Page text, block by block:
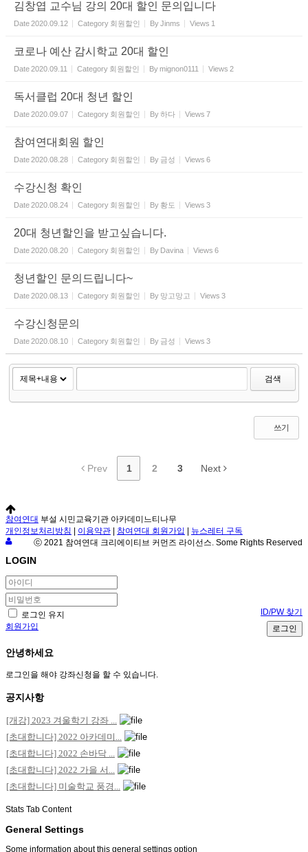
김창엽 교수님 강의 20대 할인 문의입니다
Date2020.09.12 Category 회원할인 ByJinms Views 1
코로나 예산 감시학교 20대 할인
Date2020.09.11 Category 회원할인 Bymignon0111 Views 2
독서클럽 20대 청년 할인
Date2020.09.07 Category 회원할인 By하다 Views 7
참여연대회원 할인
Date2020.08.28 Category 회원할인 By 금성 Views 6
수강신청 확인
Date2020.08.24 Category 회원할인 By 황도 Views 3
20대 청년할인을 받고싶습니다.
Date2020.08.20 Category 회원할인 By Davina Views 6
청년할인 문의드립니다~
Date2020.08.13 Category 회원할인 By 망고망고 Views 3
수강신청문의
Date2020.08.10 Category 회원할인 By 금성 Views 3
검색
쓰기
Prev 1 2 3 Next
참여연대 부설 시민교육기관 아카데미느티나무
개인정보처리방침
이용약관 참여연대 회원가입
뉴스레터 구독
ⓒ 2021 참여연대 크리에이티브 커먼즈 라이선스. Some Rights Reserved
LOGIN
로그인 유지
ID/PW 찾기
회원가입
로그인
안녕하세요
로그인을 해야 강좌신청을 할 수 있습니다.
공지사항
[개강] 2023 겨울학기 강좌 ...
[초대합니다] 2022 아카데미...
[초대합니다] 2022 손바닥 ...
[초대합니다] 2022 가을 서...
[초대합니다] 미술학교 풍경...
Stats Tab Content
General Settings
Some information about this general settings option